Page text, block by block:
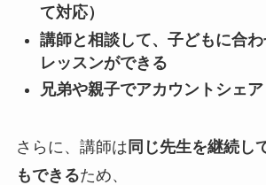
て対応）
講師と相談して、子どもに合
レッスンができる
兄弟や親子でアカウントシェア
さらに、講師は 同じ先生を継続し
もできるため、